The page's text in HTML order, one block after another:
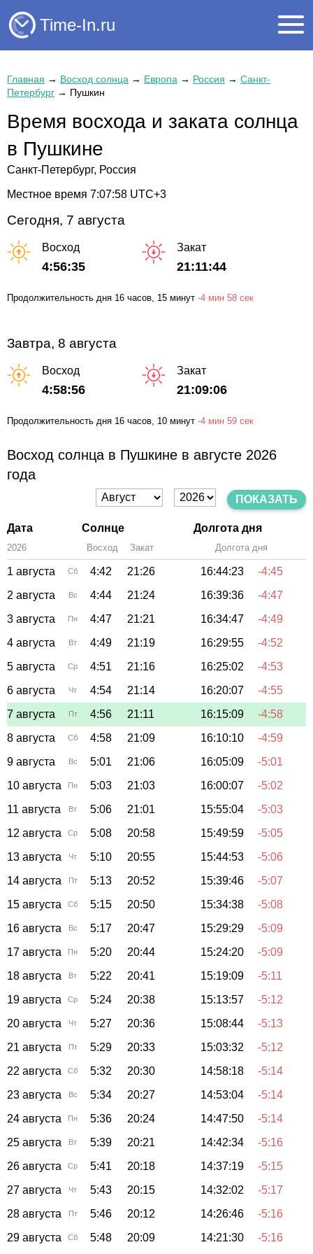
Time-In.ru
Главная → Восход солнца → Европа → Россия → Санкт-
Петербург → Пушкин
Время восхода и заката солнца
в Пушкине
Санкт-Петербург, Россия
Местное время 7:07:59 UTC+3
Сегодня, 7 августа
Восход
4:56:35
Закат
21:11:44
Продолжительность дня 16 часов , 15 минут -4 мин 58 сек
Завтра, 8 августа
Восход
4:58:56
Закат
21:09:06
Продолжительность дня 16 часов, 10 минут -4 мин 59 сек
Восход солнца в Пушкине в августе 2026
года
ПОКАЗАТЬ
Дата Солнце Долгота дня
2026 Восход Закат Долгота дня
1 августа Сб 4:42 21:26 16:44:23
-4:45
2 августа
Вс 4:44 21:24 16:39:36
-4:47
3 августа
Пн 4:47 21:21 16:34:47
-4:49
4 августа
Вт 4:49 21:19 16:29:55
-4:52
5 августа
Ср 4:51 21:16 16:25:02
-4:53
6 августа
Чт 4:54 21:14 16:20:07
-4:55
7 августа
Пт 4:56 21:11 16:15:09
-4:58
8 августа
Сб 4:58 21:09 16:10:10
-4:59
9 августа
Вс 5:01 21:06 16:05:09
-5:01
10 августа
Пн 5:03 21:03 16:00:07
-5:02
11 августа
Вт 5:06 21:01 15:55:04
-5:03
12 августа
Ср 5:08 20:58 15:49:59
-5:05
13 августа
Чт 5:10 20:55 15:44:53
-5:06
14 августа
Пт 5:13 20:52 15:39:46
-5:07
15 августа
Сб 5:15 20:50 15:34:38
-5:08
16 августа
Вс 5:17 20:47 15:29:29
-5:09
17 августа
Пн 5:20 20:44 15:24:20
-5:09
18 августа
Вт 5:22 20:41 15:19:09
-5:11
19 августа
Ср 5:24 20:38 15:13:57
-5:12
20 августа
Чт 5:27 20:36 15:08:44
-5:13
21 августа
Пт 5:29 20:33 15:03:32
-5:12
22 августа
Сб 5:32 20:30 14:58:18
-5:14
23 августа
Вс 5:34 20:27 14:53:04
-5:14
24 августа
Пн 5:36 20:24 14:47:50
-5:14
25 августа
Вт 5:39 20:21 14:42:34
-5:16
26 августа
Ср 5:41 20:18 14:37:19
-5:15
27 августа
Чт 5:43 20:15 14:32:02
-5:17
28 августа
Пт 5:46 20:12 14:26:46
-5:16
29 августа
Сб 5:48 20:09 14:21:30 -5:16